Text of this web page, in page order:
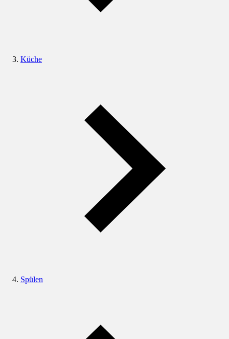
Küche
Spülen